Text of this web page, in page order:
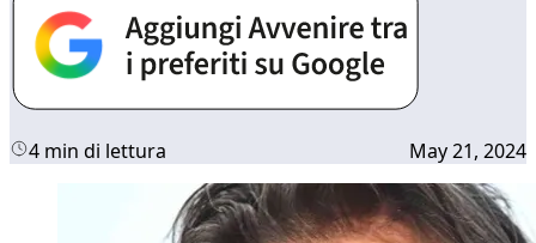
4 min di lettura May 21, 2024